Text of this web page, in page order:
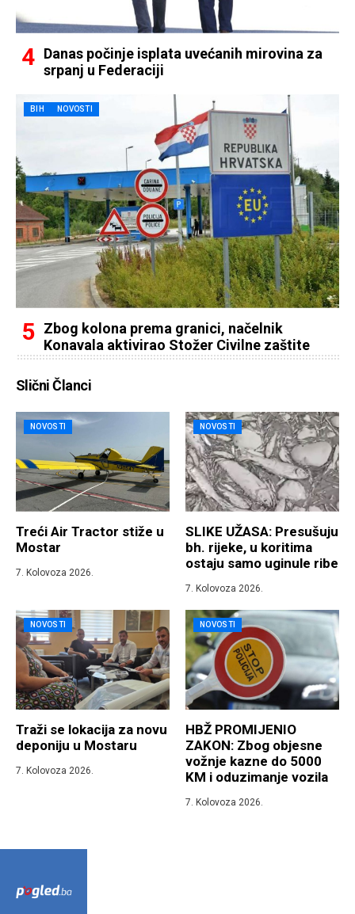
Danas počinje isplata uvećanih mirovina za
srpanj u Federaciji
BIH NOVOSTI
Zbog kolona prema granici, načelnik
Konavala aktivirao Stožer Civilne zaštite
Slični Članci
NOVOSTI
Treći Air Tractor stiže u
Mostar
7. Kolovoza 2026.
NOVOSTI
SLIKE UŽASA: Presušuju
bh. rijeke, u koritima
ostaju samo uginule ribe
7. Kolovoza 2026.
NOVOSTI
Traži se lokacija za novu
deponiju u Mostaru
7. Kolovoza 2026.
NOVOSTI
HBŽ PROMIJENIO
ZAKON: Zbog objesne
vožnje kazne do 5000
KM i oduzimanje vozila
7. Kolovoza 2026.